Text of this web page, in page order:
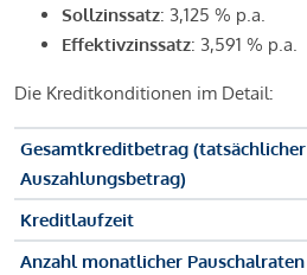
Sollzinssatz: 3,125 % p.a.
Effektivzinssatz: 3,591 % p.a.
Die Kreditkonditionen im Detail:
Gesamtkreditbetrag (tatsächlicher
Auszahlungsbetrag)
Kreditlaufzeit
Anzahl monatlicher Pauschalraten